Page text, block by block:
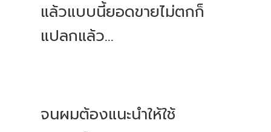
แล้วแบบนี้ยอดขายไม่ตกก็
แปลกแล้ว...
จนผมต้องแนะนำให้ใช้